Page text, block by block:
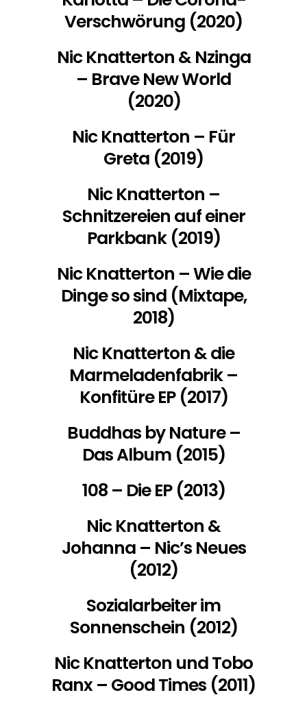
Verschwörung (2020)
Nic Knatterton & Nzinga
– Brave New World
(2020)
Nic Knatterton – Für
Greta (2019)
Nic Knatterton –
Schnitzereien auf einer
Parkbank (2019)
Nic Knatterton – Wie die
Dinge so sind (Mixtape,
2018)
Nic Knatterton & die
Marmeladenfabrik –
Konfitüre EP (2017)
Buddhas by Nature –
Das Album (2015)
108 – Die EP (2013)
Nic Knatterton &
Johanna – Nic’s Neues
(2012)
Sozialarbeiter im
Sonnenschein (2012)
Nic Knatterton und Tobo
Ranx – Good Times (2011)